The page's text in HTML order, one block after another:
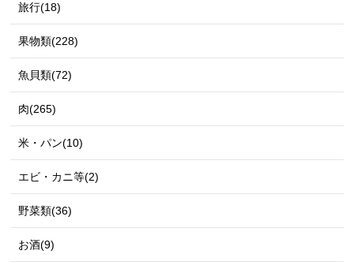
旅行(18)
果物類(228)
魚貝類(72)
肉(265)
米・パン(10)
エビ・カニ等(2)
野菜類(36)
お酒(9)